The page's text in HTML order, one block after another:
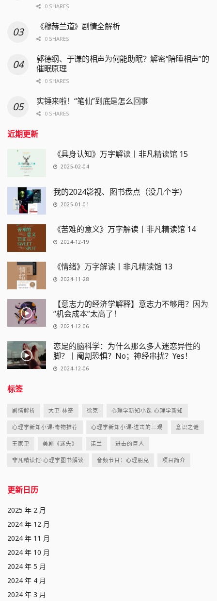
0 SHARES
《穆赫兰道》剧情全解析
0 SHARES
郭德纲、于谦的相声为何能助眠？解密“陪睡相声”的
催眠原理
0 SHARES
实锤来啦！“笔仙”到底是怎么回事
0 SHARES
近期更新
《具身认知》万字解读丨非凡精读馆 15
2025-02-04
我的2024影视、图书盘点（没几个字）
2025-01-01
《苦难的意义》万字解读丨非凡精读馆 14
2024-12-19
《情绪》万字解读丨非凡精读馆 13
2024-11-28
【意志力的经济学解释】意志力不够用？因为
“机会成本”太高了！
2024-12-06
恋足的脑科学：为什么那么多人迷恋异性的
脚？丨阉割恐惧？No；神经串扰？Yes！
2024-12-06
标签
剧情解析 大卫·林奇 徐克 心理学新知小课·心理学新知
心理学新知小课·毒物推荐 心理学新知小课·进击的三观 意识之谜
王家卫 美剧《迷失》 诺兰 进击的巨人
非凡精读馆·心理学图书解读 音频节目：心理朋克 项目简介
更新日历
2025 年 2 月
2024 年 12 月
2024 年 11 月
2024 年 10 月
2024 年 5 月
2024 年 4 月
2024 年 3 月